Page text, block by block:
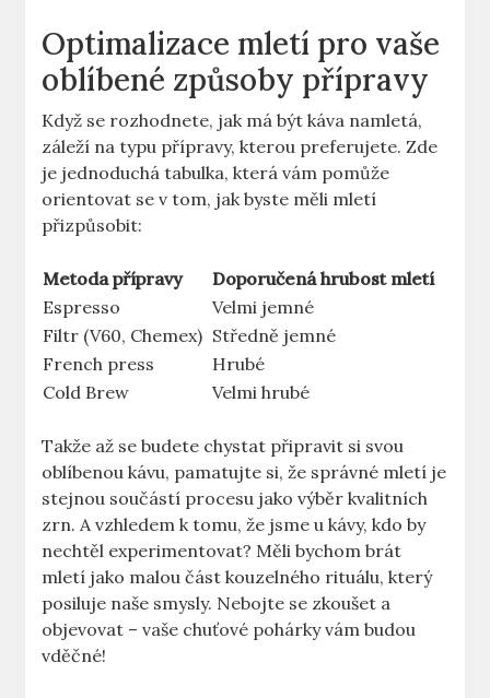
Optimalizace mletí pro vaše
oblíbené způsoby přípravy
Když se rozhodnete, ​jak má být káva⁣ namletá,
záleží na typu přípravy, kterou preferujete. Zde
je jednoduchá tabulka, která vám pomůže⁣
orientovat se v tom, jak byste měli mletí
přizpůsobit:
Metoda přípravy
Doporučená ‍hrubost mletí
Espresso
Velmi jemné
Filtr (V60, Chemex) Středně jemné
French press
Hrubé
Cold Brew
Velmi hrubé
Takže až ⁤se budete chystat připravit si svou
oblíbenou kávu, pamatujte si, že správné mletí je
stejnou součástí procesu jako výběr kvalitních
zrn. A⁣ vzhledem k tomu, ⁣že jsme u⁣ kávy,⁢ kdo by
nechtěl⁢ experimentovat? Měli bychom brát
mletí jako malou část kouzelného rituálu, který
posiluje naše smysly. Nebojte se zkoušet a
objevovat – vaše chuťové pohárky vám budou
vděčné!